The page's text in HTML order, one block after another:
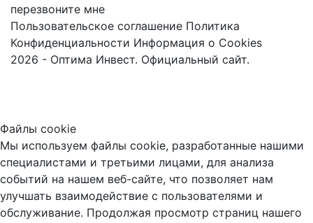
перезвоните мне
Пользовательское соглашение Политика
Конфиденциальности Информация о Cookies
2026 - Оптима Инвест. Официальный сайт.
Файлы cookie
Мы используем файлы cookie, разработанные нашими
специалистами и третьими лицами, для анализа
событий на нашем веб-сайте, что позволяет нам
улучшать взаимодействие с пользователями и
обслуживание. Продолжая просмотр страниц нашего